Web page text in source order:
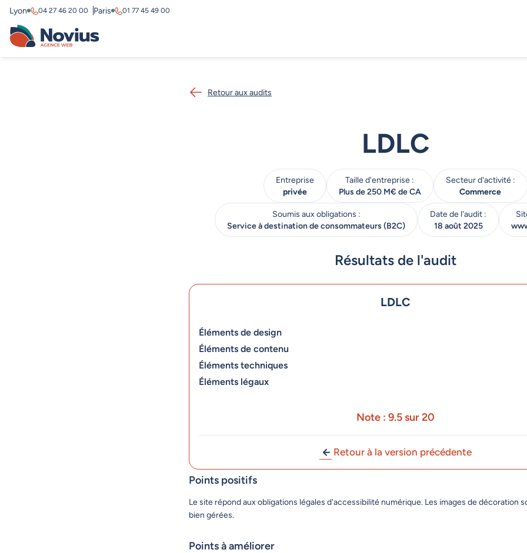
Lyon 04 27 46 20 00 Paris 01 77 45 49 00
Retour aux audits
LDLC
Entreprise
privée
Taille d'entreprise :
Plus de 250 M€ de CA
Secteur d'activité :
Commerce
Soumis aux obligations :
Service à destination de consommateurs (B2C)
Date de l'audit :
18 août 2025
Résultats de l'audit
LDLC
Éléments de design
Éléments de contenu
Éléments techniques
Éléments légaux
Note : 9.5 sur 20
Retour à la version précédente
Points positifs
Le site répond aux obligations légales d'accessibilité numérique. Les images de décoration
bien gérées.
Points à améliorer